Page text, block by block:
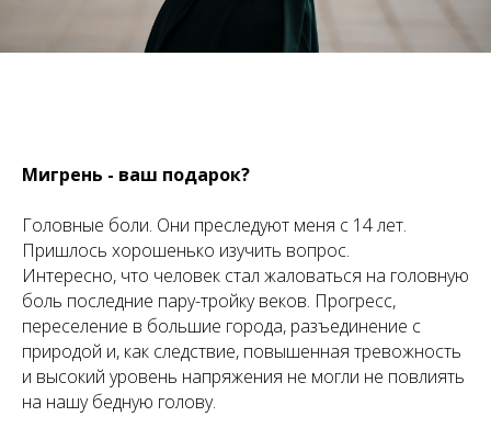
Мигрень - ваш подарок?
Головные боли. Они преследуют меня с 14 лет.
Пришлось хорошенько изучить вопрос.
Интересно, что человек стал жаловаться на головную
боль последние пару-тройку веков. Прогресс,
переселение в большие города, разъединение с
природой и, как следствие, повышенная тревожность
и высокий уровень напряжения не могли не повлиять
на нашу бедную голову.